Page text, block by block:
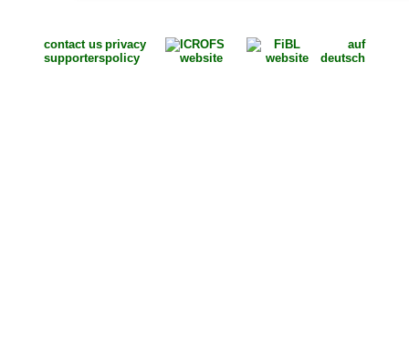
contact us
supporters
privacy
policy
auf
deutsch